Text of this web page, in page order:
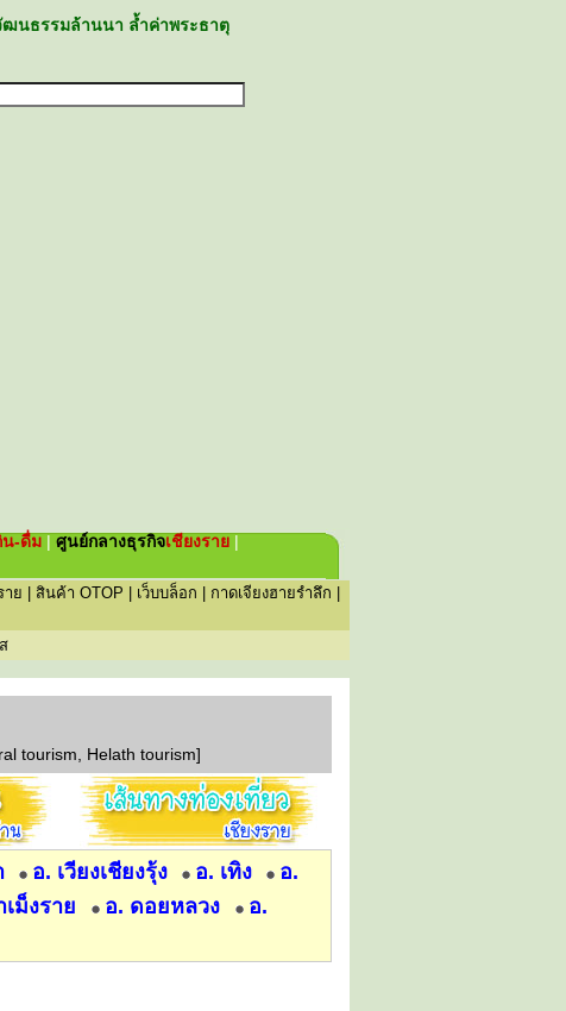
นธรรมล้านนา ล้ำค่าพระธาตุ
น-ดื่ม | ศูนย์กลางธุรกิจเชียงราย |
าย สินค้า OTOP เว็บบล็อก กาดเจียงฮายรำลึก
tourism, Helath tourism]
อ. เวียงเชียงรุ้ง อ. เทิง
อ.
ม็งราย อ. ดอยหลวง
อ.